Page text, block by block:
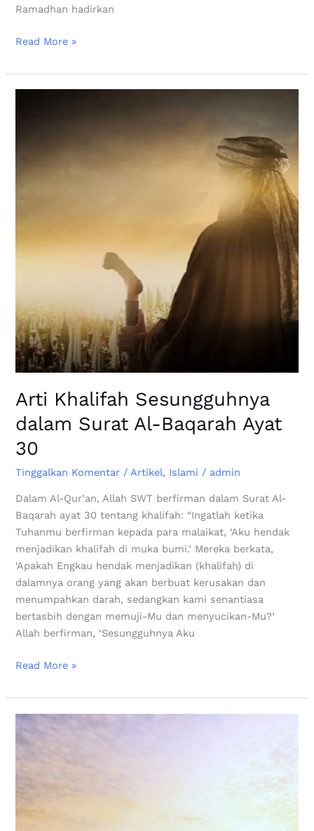
Ramadhan hadirkan
Read More »
Arti Khalifah Sesungguhnya
dalam Surat Al-Baqarah Ayat
30
Tinggalkan Komentar /Artikel, Islami / admin
Dalam Al-Qur’an, Allah SWT berfirman dalam Surat Al-
Baqarah ayat 30 tentang khalifah: “Ingatlah ketika
Tuhanmu berfirman kepada para malaikat, ‘Aku hendak
menjadikan khalifah di muka bumi.’ Mereka berkata,
‘Apakah Engkau hendak menjadikan (khalifah) di
dalamnya orang yang akan berbuat kerusakan dan
menumpahkan darah, sedangkan kami senantiasa
bertasbih dengan memuji-Mu dan menyucikan-Mu?’
Allah berfirman, ‘Sesungguhnya Aku
Surat
Read More »
Menyambut
Bulan
Ramadhan
dengan
Penuh